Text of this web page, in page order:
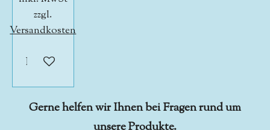
zzgl.
Versandkosten
In den Warenkorb
Gerne helfen wir Ihnen bei Fragen rund um